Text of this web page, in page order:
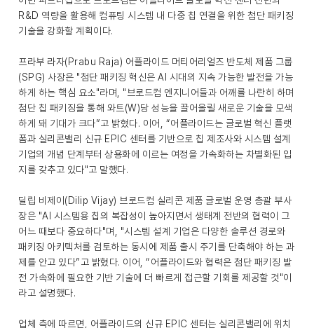
R&D 역량을 활용해 컴퓨팅 시스템 내 다중 칩 연결을 위한 첨단 패키징
기술을 강화할 계획이다.
프라부 라자(Prabu Raja) 어플라이드 머티어리얼즈 반도체 제품 그룹
(SPG) 사장은 "첨단 패키징 혁신은 AI 시대의 지속 가능한 발전을 가능
하게 하는 핵심 요소"라며, "브로드컴 엔지니어들과 어깨를 나란히 하며
첨단 칩 패키징을 통해 와트(W)당 성능을 끌어올릴 새로운 기술을 모색
하게 돼 기대가 크다”고 밝혔다. 이어, “어플라이드는 글로벌 혁신 플랫
폼과 실리콘밸리 신규 EPIC 센터를 기반으로 칩 제조사와 시스템 설계
기업의 개념 단계부터 상용화에 이르는 여정을 가속화하는 차별화된 입
지를 갖추고 있다"고 말했다.
딜립 비제이(Dilip Vijay) 브로드컴 실리콘 제품 글로벌 운영 총괄 부사
장은 "AI 시스템용 칩의 복잡성이 높아지면서 생태계 전반의 협력이 그
어느 때보다 중요하다"며, "시스템 설계 기업은 다양한 솔루션 경로와
패키징 아키텍처를 검토하는 동시에 제품 출시 주기를 단축해야 하는 과
제를 안고 있다”고 밝혔다. 이어, “어플라이드와 협력은 첨단 패키징 발
전 가속화에 필요한 기반 기술에 더 빠르게 접근할 기회를 제공할 것"이
라고 설명했다.
업체 측에 따르면, 어플라이드의 신규 EPIC 센터는 실리콘밸리에 위치